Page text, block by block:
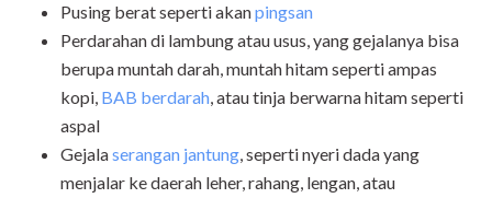
Pusing berat seperti akanpingsan
Perdarahan di lambung atau usus, yang gejalanya bisa
berupa muntah darah, muntah hitam seperti ampas
kopi, BAB berdarah, atau tinja berwarna hitam seperti
aspal
Gejalaserangan jantung, seperti nyeri dada yang
menjalar ke daerah leher, rahang, lengan, atau